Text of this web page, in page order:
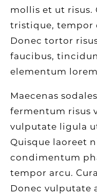
mollis et ut risus.
tristique, tempor
Donec tortor
faucibus,
elementum
Maecenas
fermentum risus
vulputate ligula
Quisque laoreet
condimentum
tempor arcu.
Donec vulputate